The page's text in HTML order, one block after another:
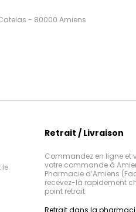
- 80000 Amiens
le
Retrait / Livraison
Commandez en ligne et
votre commande à
Pharmacie d’Amiens
recevez-là rapidement
point retrait
Retrait dans la